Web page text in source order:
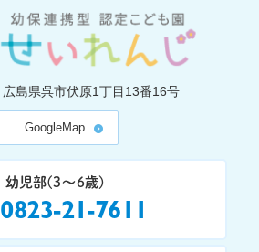
広島県呉市伏原1丁目13番16号
GoogleMap
幼児部(3〜6歳)
0823-21-7611